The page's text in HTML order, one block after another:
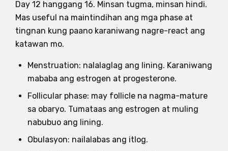
Day 12 hanggang 16. Minsan tugma, minsan hindi.
Mas useful na maintindihan ang mga phase at
tingnan kung paano karaniwang nagre-react ang
katawan mo.
Menstruation: nalalaglag ang lining. Karaniwang
mababa ang estrogen at progesterone.
Follicular phase: may follicle na nagma-mature
sa obaryo. Tumataas ang estrogen at muling
nabubuo ang lining.
Obulasyon: nailalabas ang itlog.